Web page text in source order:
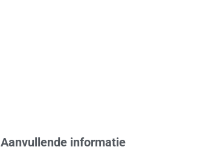
Aanvullende informatie